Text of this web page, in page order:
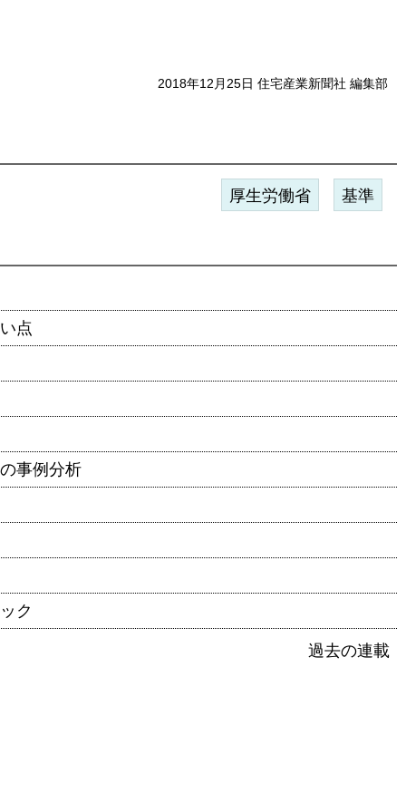
2018年12月25日 住宅産業新聞社 編集部
厚生労働省 基準
点
事例分析
ク
過去の連載